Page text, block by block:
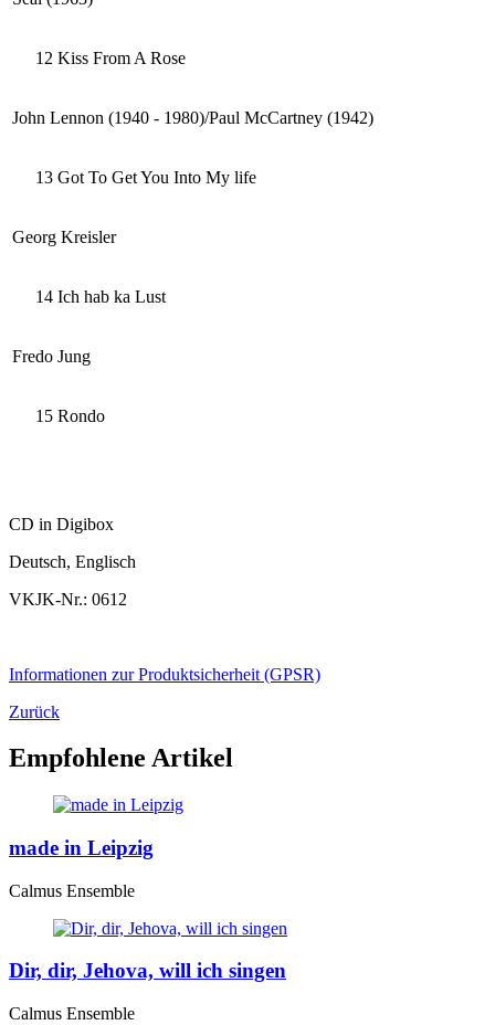
12 Kiss From A Rose
John Lennon (1940 - 1980)/Paul McCartney (1942)
13 Got To Get You Into My life
Georg Kreisler
14 Ich hab ka Lust
Fredo Jung
15 Rondo
CD in Digibox
Deutsch, Englisch
VKJK-Nr.: 0612
Informationen zur Produktsicherheit (GPSR)
Zurück
Empfohlene Artikel
made in Leipzig
Calmus Ensemble
Dir, dir, Jehova, will ich singen
Calmus Ensemble